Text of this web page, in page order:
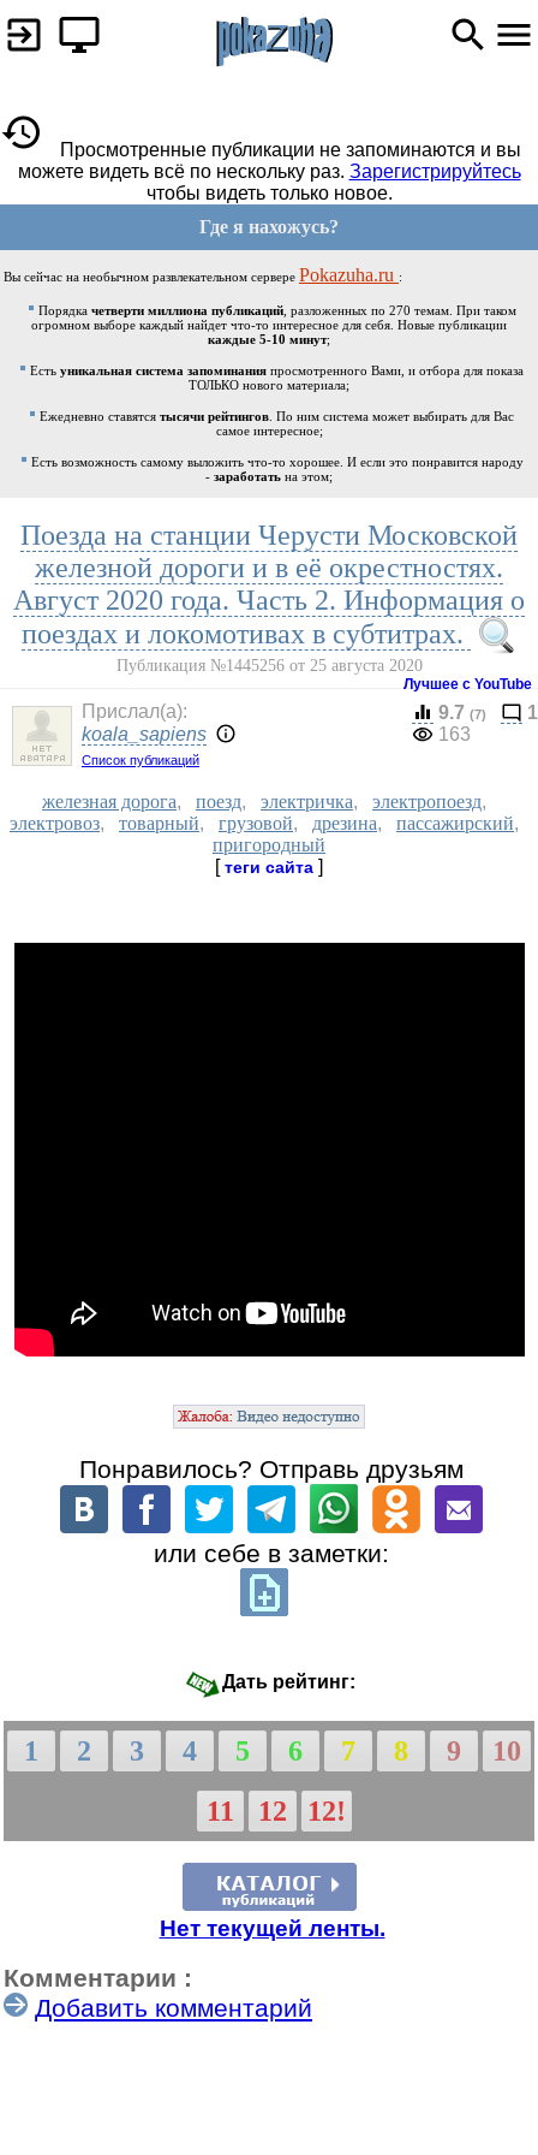
Просмотренные публикации не запоминаются и вы
можете видеть всё по нескольку раз. Зарегистрируйтесь
чтобы видеть только новое.
Где я нахожусь?
Вы сейчас на необычном развлекательном сервере Pokazuha.ru :
Порядка четверти миллиона публикаций, разложенных по 270 темам. При таком
огромном выборе каждый найдет что-то интересное для себя. Новые публикации
каждые 5-10 минут;
Есть уникальная система запоминания просмотренного Вами, и отбора для показа
ТОЛЬКО нового материала;
Ежедневно ставятся тысячи рейтингов . По ним система может выбирать для Вас
самое интересное;
Есть возможность самому выложить что-то хорошее. И если это понравится народу
- заработать на этом;
Поезда на станции Черусти Московской
железной дороги и в её окрестностях.
Август 2020 года. Часть 2. Информация о
поездах и локомотивах в субтитрах.
Публикация №1445256 от 25 августа 2020
Лучшее с YouTube
Прислал(a):
koala_sapiens
Список публикаций
9.7 (7)
1
163
железная дорога, поезд, электричка, электропоезд,
электровоз, товарный, грузовой, дрезина, пассажирский,
пригородный
[теги сайта ]
Понравилось? Отправь друзьям
или себе в заметки:
Дать рейтинг:
1 2 3 4 5 6 7 8 9
10
11
12 12!
Нет текущей ленты.
Комментарии :
Добавить комментарий